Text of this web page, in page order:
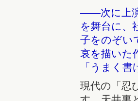
――次に上
を舞台に、
子をのぞい
哀を描いた
「うまく
現代の「忍